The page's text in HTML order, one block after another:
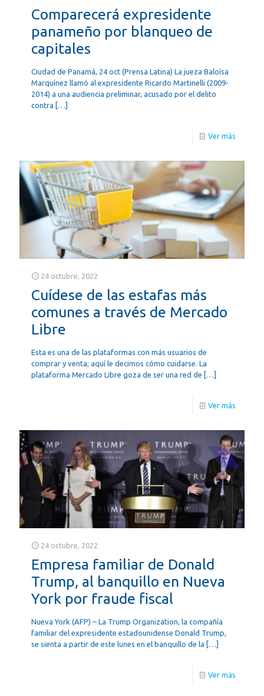
Comparecerá expresidente
panameño por blanqueo de
capitales
Ciudad de Panamá, 24 oct (Prensa Latina) La jueza Baloísa
Marquínez llamó al expresidente Ricardo Martinelli (2009-
2014) a una audiencia preliminar, acusado por el delito
contra […]
Ver más
24 octubre, 2022
Cuídese de las estafas más
comunes a través de Mercado
Libre
Esta es una de las plataformas con más usuarios de
comprar y venta; aquí le decimos cómo cuidarse. La
plataforma Mercado Libre goza de ser una red de […]
Ver más
24 octubre, 2022
Empresa familiar de Donald
Trump, al banquillo en Nueva
York por fraude fiscal
Nueva York (AFP) – La Trump Organization, la compañía
familiar del expresidente estadounidense Donald Trump,
se sienta a partir de este lunes en el banquillo de la […]
Ver más